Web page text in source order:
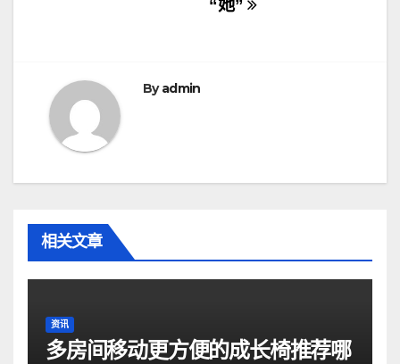
“她”
Byadmin
相关文章
资讯
多房间移动更方便的成长椅推荐哪